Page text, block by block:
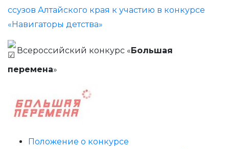
ссузов Алтайского края к участию в конкурсе
«Навигаторы детства»
Всероссийский конкурс «Большая
перемена»
Положение о конкурсе